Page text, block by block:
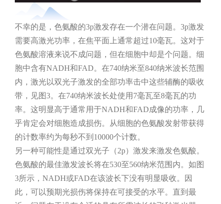
不幸的是，色氨酸的3p激发存在一个潜在问题。3p激发
需要高激光功率，在焦平面上通常超过10毫瓦。这对于
色氨酸溶液来说不成问题，但在细胞中却是个问题。细
胞中含有NADH和FAD。在740纳米至840纳米波长范围
内，激光以双光子激发的全部功率击中这些辅酶的吸收
带，见图3。在740纳米波长处使用7毫瓦至8毫瓦的功
率。这明显高于通常用于NADH和FAD成像的功率，几
乎肯定会对细胞造成损伤。从细胞的色氨酸发射带获得
的计数率约为每秒不到10000个计数。
另一种可能性是通过双光子（2p）激发来激发色氨酸。
色氨酸的最佳激发波长将在530至560纳米范围内。如图
3所示，NADH或FAD在该波长下没有明显吸收。因
此，可以预期光损伤将保持在可接受的水平。直到最